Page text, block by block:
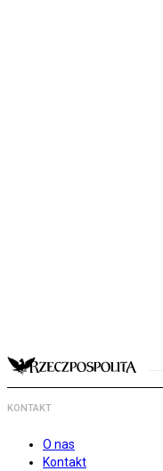
KONTAKT
O nas
Kontakt